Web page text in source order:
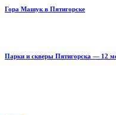
Гора Машук в Пятигорске
Парки и скверы Пятигорска — 12